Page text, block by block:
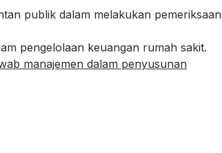
publik dalam melakukan pemeriksaan
pengelolaan keuangan rumah sakit.
manajemen dalam penyusunan